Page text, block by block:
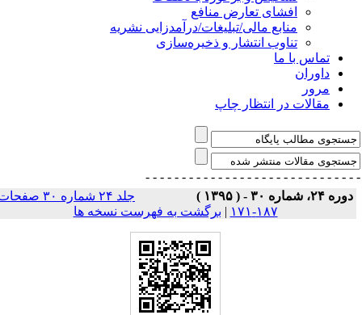
افشای تعارض منافع
منابع مالی/تبلیغات/درآمدزایی نشریه
تناوب انتشار و ذخیره‌سازی
تماس با ما
داوران
مرور
مقالات در انتظار چاپ
- - - - - - - - - - - - -
- - - - - - - - - - - - - - -
دوره ۲۴، شماره ۳۰ - ( ۱۳۹۵ )
جلد ۲۴ شماره ۳۰ صفحات
۱۸۷-۱۷۱
| برگشت به فهرست نسخه ها